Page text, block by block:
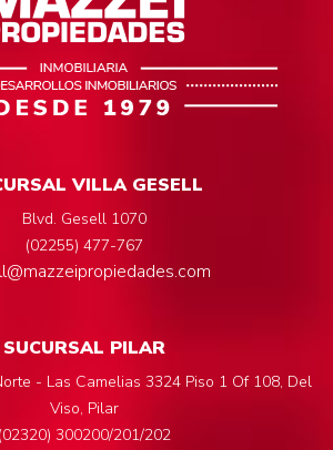
VILLA GESELL
Blvd. Gesell 1070
(02255) 477-767
SUCURSAL PILAR
- Las Camelias 3324 Piso 1 Of 108, Del
Viso, Pilar
(02320) 300200/201/202